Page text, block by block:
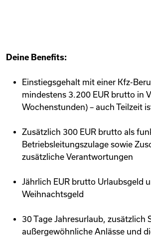
Deine Benefits:
Einstiegsgehalt mit einer Kfz-
mindestens 3.200 EUR brutto in
Wochenstunden) – auch Teilzeit
Zusätzlich 300 EUR brutto als
Betriebsleitungszulage sowie
zusätzliche Verantwortungen
Jährlich EUR brutto Urlaubsgeld
Weihnachtsgeld
30 Tage Jahresurlaub, zusätzlich
außergewöhnliche Anlässe und